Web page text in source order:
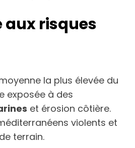
risques
la plus élevée du
exposée à des
et érosion côtière.
violents et
terrain.